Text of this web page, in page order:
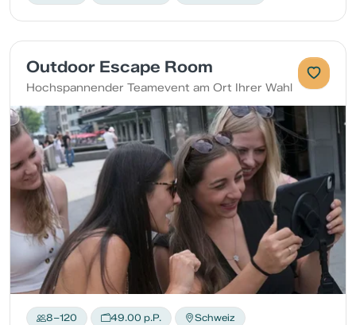
Outdoor Escape Room
Hochspannender Teamevent am Ort Ihrer Wahl
8–120 49.00 p.P. Schweiz